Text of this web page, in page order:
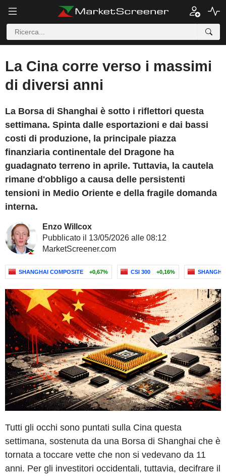
La Cina corre verso i massimi
di diversi anni
La Borsa di Shanghai è sotto i riflettori questa
settimana. Spinta dalle esportazioni e dai bassi
costi di produzione, la principale piazza
finanziaria continentale del Dragone ha
guadagnato terreno in aprile. Tuttavia, la cautela
rimane d'obbligo a causa delle persistenti
tensioni in Medio Oriente e della fragile domanda
interna.
Enzo Willcox
Pubblicato il 13/05/2026 alle 08:12
MarketScreener.com
SHANGHAI COMPOSITE +0,67% CSI 300 +0,16%
Tutti gli occhi sono puntati sulla Cina questa
settimana, sostenuta da una Borsa di Shanghai che è
tornata a toccare vette che non si vedevano da 11
anni. Per gli investitori occidentali, tuttavia, decifrare il